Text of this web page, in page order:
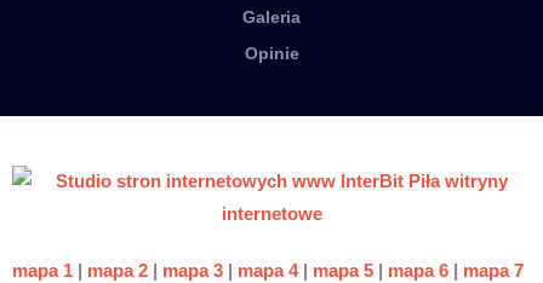
Galeria
Opinie
mapa 1 mapa 2 mapa 3 mapa 4| mapa 5 mapa 6
mapa 7